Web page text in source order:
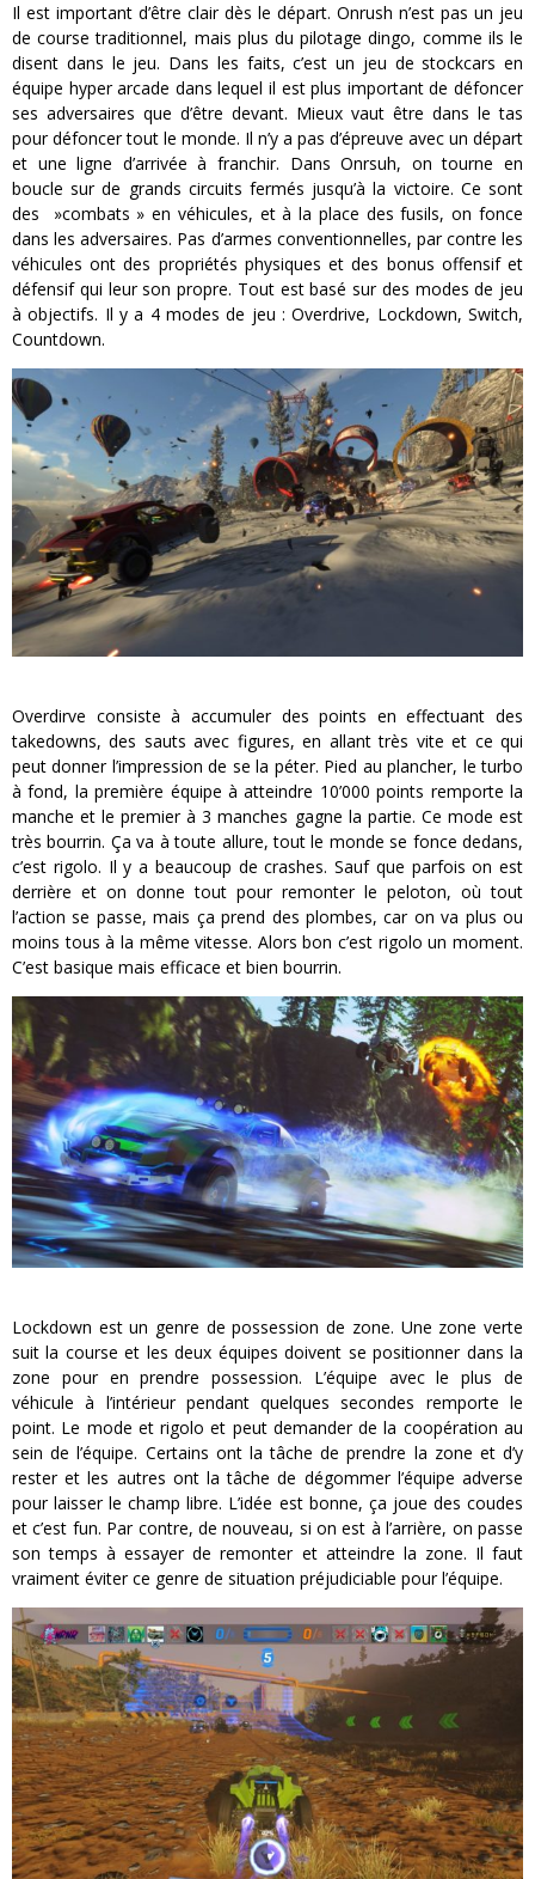
Il est important d’être clair dès le départ. Onrush n’est pas un jeu
de course traditionnel, mais plus du pilotage dingo, comme ils le
disent dans le jeu. Dans les faits, c’est un jeu de stockcars en
équipe hyper arcade dans lequel il est plus important de défoncer
ses adversaires que d’être devant. Mieux vaut être dans le tas
pour défoncer tout le monde. Il n’y a pas d’épreuve avec un départ
et une ligne d’arrivée à franchir. Dans Onrsuh, on tourne en
boucle sur de grands circuits fermés jusqu’à la victoire. Ce sont
des »combats » en véhicules, et à la place des fusils, on fonce
dans les adversaires. Pas d’armes conventionnelles, par contre les
véhicules ont des propriétés physiques et des bonus offensif et
défensif qui leur son propre. Tout est basé sur des modes de jeu
à objectifs. Il y a 4 modes de jeu : Overdrive, Lockdown, Switch,
Countdown.
Overdirve consiste à accumuler des points en effectuant des
takedowns, des sauts avec figures, en allant très vite et ce qui
peut donner l’impression de se la péter. Pied au plancher, le turbo
à fond, la première équipe à atteindre 10’000 points remporte la
manche et le premier à 3 manches gagne la partie. Ce mode est
très bourrin. Ça va à toute allure, tout le monde se fonce dedans,
c’est rigolo. Il y a beaucoup de crashes. Sauf que parfois on est
derrière et on donne tout pour remonter le peloton, où tout
l’action se passe, mais ça prend des plombes, car on va plus ou
moins tous à la même vitesse. Alors bon c’est rigolo un moment.
C’est basique mais efficace et bien bourrin.
Lockdown est un genre de possession de zone. Une zone verte
suit la course et les deux équipes doivent se positionner dans la
zone pour en prendre possession. L’équipe avec le plus de
véhicule à l’intérieur pendant quelques secondes remporte le
point. Le mode et rigolo et peut demander de la coopération au
sein de l’équipe. Certains ont la tâche de prendre la zone et d’y
rester et les autres ont la tâche de dégommer l’équipe adverse
pour laisser le champ libre. L’idée est bonne, ça joue des coudes
et c’est fun. Par contre, de nouveau, si on est à l’arrière, on passe
son temps à essayer de remonter et atteindre la zone. Il faut
vraiment éviter ce genre de situation préjudiciable pour l’équipe.